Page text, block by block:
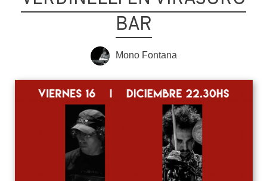
BAR
Mono Fontana